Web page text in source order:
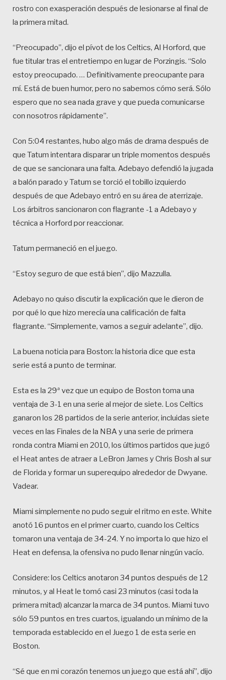
rostro con exasperación después de lesionarse al final de
la primera mitad.
“Preocupado”, dijo el pívot de los Celtics, Al Horford, que
fue titular tras el entretiempo en lugar de Porzingis. “Solo
estoy preocupado. … Definitivamente preocupante para
mí. Está de buen humor, pero no sabemos cómo será. Sólo
espero que no sea nada grave y que pueda comunicarse
con nosotros rápidamente”.
Con 5:04 restantes, hubo algo más de drama después de
que Tatum intentara disparar un triple momentos después
de que se sancionara una falta. Adebayo defendió la jugada
a balón parado y Tatum se torció el tobillo izquierdo
después de que Adebayo entró en su área de aterrizaje.
Los árbitros sancionaron con flagrante -1 a Adebayo y
técnica a Horford por reaccionar.
Tatum permaneció en el juego.
“Estoy seguro de que está bien”, dijo Mazzulla.
Adebayo no quiso discutir la explicación que le dieron de
por qué lo que hizo merecía una calificación de falta
flagrante. “Simplemente, vamos a seguir adelante”, dijo.
La buena noticia para Boston: la historia dice que esta
serie está a punto de terminar.
Esta es la 29ª vez que un equipo de Boston toma una
ventaja de 3-1 en una serie al mejor de siete. Los Celtics
ganaron los 28 partidos de la serie anterior, incluidas siete
veces en las Finales de la NBA y una serie de primera
ronda contra Miami en 2010, los últimos partidos que jugó
el Heat antes de atraer a LeBron James y Chris Bosh al sur
de Florida y formar un superequipo alrededor de Dwyane.
Vadear.
Miami simplemente no pudo seguir el ritmo en este. White
anotó 16 puntos en el primer cuarto, cuando los Celtics
tomaron una ventaja de 34-24. Y no importa lo que hizo el
Heat en defensa, la ofensiva no pudo llenar ningún vacío.
Considere: los Celtics anotaron 34 puntos después de 12
minutos, y al Heat le tomó casi 23 minutos (casi toda la
primera mitad) alcanzar la marca de 34 puntos. Miami tuvo
sólo 59 puntos en tres cuartos, igualando un mínimo de la
temporada establecido en el Juego 1 de esta serie en
Boston.
“Sé que en mi corazón tenemos un juego que está ahí”, dijo